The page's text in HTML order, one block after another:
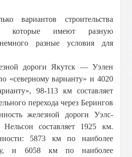
вариантов строительства
которые имеют разную
разные условия для
дороги Якутск — Уэлен
«северному варианту» и 4020
98-113 кмсоставляет
перехода через Берингов
железной дороги Уэлс-
составляет 1925 км.
5873 кмпо наиболее
и 6058 кмпо наиболее